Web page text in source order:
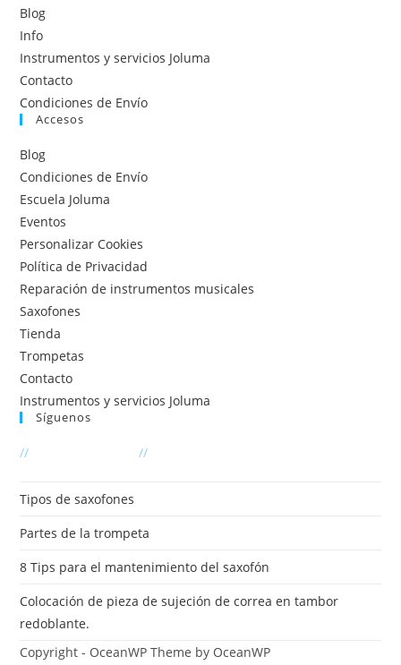
Blog
Info
Instrumentos y servicios Joluma
Contacto
Condiciones de Envío
Accesos
Blog
Condiciones de Envío
Escuela Joluma
Eventos
Personalizar Cookies
Política de Privacidad
Reparación de instrumentos musicales
Saxofones
Tienda
Trompetas
Contacto
Instrumentos y servicios Joluma
Síguenos
Se
en
nueva
pestaña
// Últimas entradas//
Tipos de saxofones
Partes de la trompeta
8 Tips para el mantenimiento del saxofón
Colocación de pieza de sujeción de correa en tambor
redoblante.
Copyright - OceanWP Theme by OceanWP